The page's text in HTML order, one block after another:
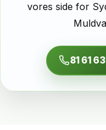
vores side for
81 61